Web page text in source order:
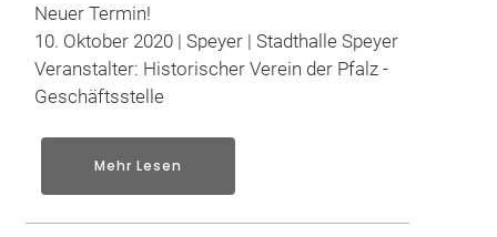
Neuer Termin!
10. Oktober 2020 | Speyer | Stadthalle Speyer
Veranstalter: Historischer Verein der Pfalz -
Geschäftsstelle
Mehr Lesen